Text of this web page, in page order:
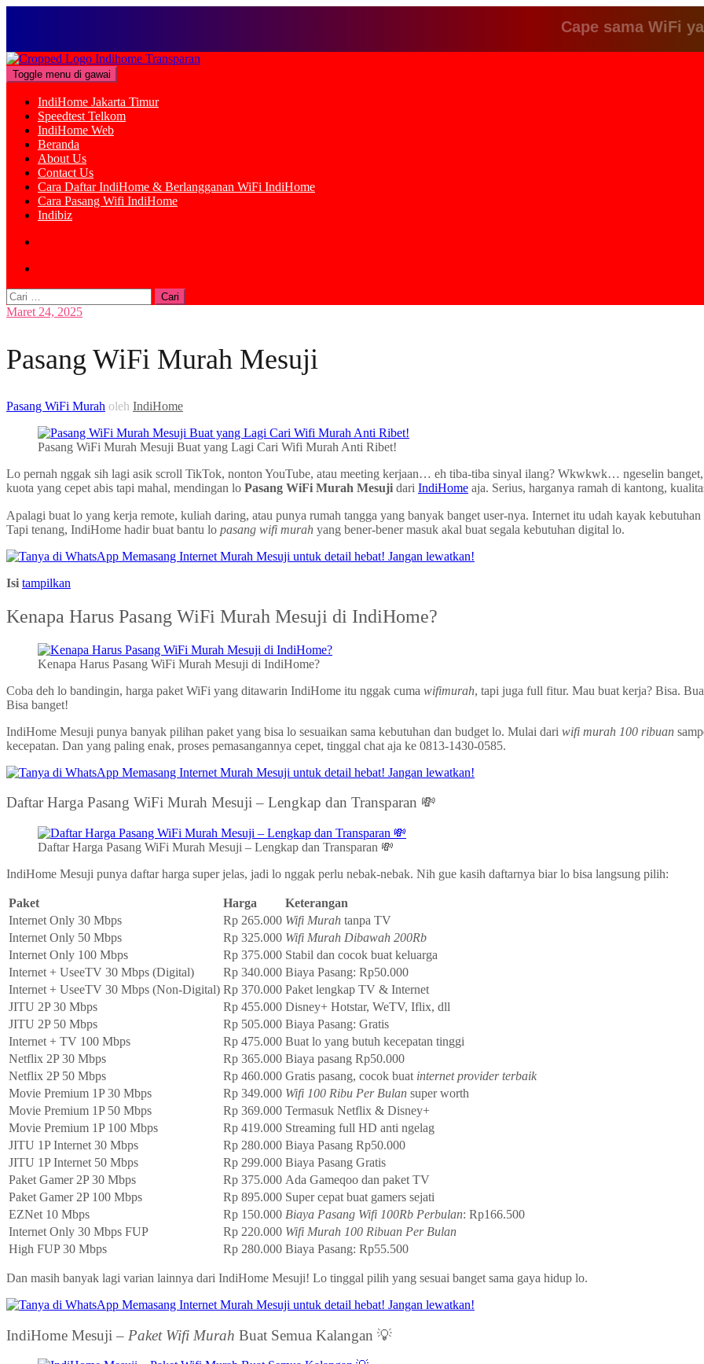
Cape sama WiFi
Loncat
ke
konten
Toggle menu di gawai
IndiHome Jakarta Timur
Speedtest Telkom
IndiHome Web
Beranda
About Us
Contact Us
Cara Daftar IndiHome & Berlangganan WiFi IndiHome
Cara Pasang Wifi IndiHome
Indibiz
Cari
untuk:
Maret 24, 2025
Pasang WiFi Murah Mesuji
Pasang WiFi Murah oleh IndiHome
Pasang WiFi Murah Mesuji Buat yang Lagi Cari Wifi Murah Anti Ribet!
Lo pernah nggak sih lagi asik scroll TikTok, nonton YouTube, atau meeting kerjaan… eh tiba-tiba sinyal ilang? Wkwkwk… ngeselin
kuota yang cepet abis tapi mahal, mendingan lo Pasang WiFi Murah Mesuji dari IndiHome aja. Serius, harganya ramah di kantong,
Apalagi buat lo yang kerja remote, kuliah daring, atau punya rumah tangga yang banyak banget user-nya. Internet itu udah kayak
Tapi tenang, IndiHome hadir buat bantu lo pasang wifi murah yang bener-bener masuk akal buat segala kebutuhan digital lo.
Isi tampilkan
Kenapa Harus Pasang WiFi Murah Mesuji di IndiHome?
Kenapa Harus Pasang WiFi Murah Mesuji di IndiHome?
Coba deh lo bandingin, harga paket WiFi yang ditawarin IndiHome itu nggak cuma wifimurah, tapi juga full fitur. Mau buat kerja? Bisa.
Bisa banget!
IndiHome Mesuji punya banyak pilihan paket yang bisa lo sesuaikan sama kebutuhan dan budget lo. Mulai dari wifi murah 100 ribuan
kecepatan. Dan yang paling enak, proses pemasangannya cepet, tinggal chat aja ke 0813-1430-0585.
Daftar Harga Pasang WiFi Murah Mesuji – Lengkap dan Transparan 💸
Daftar Harga Pasang WiFi Murah Mesuji – Lengkap dan Transparan 💸
IndiHome Mesuji punya daftar harga super jelas, jadi lo nggak perlu nebak-nebak. Nih gue kasih daftarnya biar lo bisa langsung pilih:
Paket Harga
Keterangan
Internet Only 30 Mbps
Rp 265.000 Wifi Murah tanpa TV
Internet Only 50 Mbps
Rp 325.000 Wifi Murah Dibawah 200Rb
Internet Only 100 Mbps
Rp 375.000 Stabil dan cocok buat keluarga
Internet + UseeTV 30 Mbps (Digital)
Rp 340.000 Biaya Pasang: Rp50.000
Internet + UseeTV 30 Mbps (Non-Digital) Rp 370.000 Paket lengkap TV & Internet
JITU 2P 30 Mbps
Rp 455.000 Disney+ Hotstar, WeTV, Iflix, dll
JITU 2P 50 Mbps
Rp 505.000 Biaya Pasang: Gratis
Internet + TV 100 Mbps
Rp 475.000 Buat lo yang butuh kecepatan tinggi
Netflix 2P 30 Mbps
Rp 365.000 Biaya pasang Rp50.000
Netflix 2P 50 Mbps
Rp 460.000 Gratis pasang, cocok buat internet provider terbaik
Movie Premium 1P 30 Mbps
Rp 349.000 Wifi 100 Ribu Per Bulan super worth
Movie Premium 1P 50 Mbps
Rp 369.000 Termasuk Netflix & Disney+
Movie Premium 1P 100 Mbps
Rp 419.000 Streaming full HD anti ngelag
JITU 1P Internet 30 Mbps
Rp 280.000 Biaya Pasang Rp50.000
JITU 1P Internet 50 Mbps
Rp 299.000 Biaya Pasang Gratis
Paket Gamer 2P 30 Mbps
Rp 375.000 Ada Gameqoo dan paket TV
Paket Gamer 2P 100 Mbps
Rp 895.000 Super cepat buat gamers sejati
EZNet 10 Mbps
Rp 150.000 Biaya Pasang Wifi 100Rb Perbulan: Rp166.500
Internet Only 30 Mbps FUP
Rp 220.000 Wifi Murah 100 Ribuan Per Bulan
High FUP 30 Mbps
Rp 280.000 Biaya Pasang: Rp55.500
Dan masih banyak lagi varian lainnya dari IndiHome Mesuji! Lo tinggal pilih yang sesuai banget sama gaya hidup lo.
IndiHome Mesuji – Paket Wifi Murah Buat Semua Kalangan 💡